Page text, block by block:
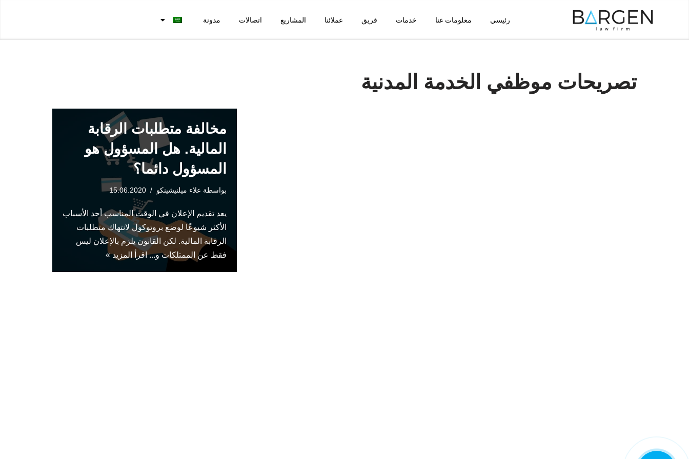
رئيسي معلومات عنا خدمات فريق عملائنا المشاريع اتصالات مدونة
تصريحات موظفي الخدمة المدنية
مخالفة متطلبات الرقابة
المالية. هل المسؤول هو
المسؤول دائما؟
بواسطة علاء ميلنيشينكو 15.06.2020
يعد تقديم الإعلان في الوقت المناسب أحد الأسباب
الأكثر شيوعًا لوضع بروتوكول لانتهاك متطلبات
الرقابة المالية. لكن القانون يلزم بالإعلان ليس
فقط عن الممتلكات و...اقرأ المزيد »